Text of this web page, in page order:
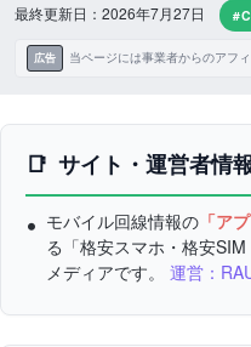
最終更新日：2026年7月27日
広告 当ページには事業者からのアフ
サイト・運営者情
モバイル回線情報の 「ア
る「格安スマホ・格安
メディアです。 運営：